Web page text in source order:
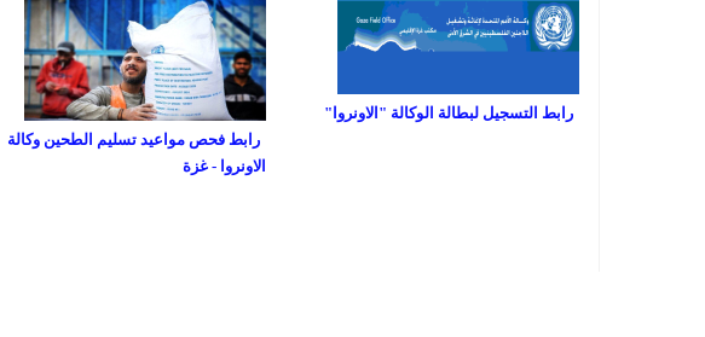
رابط التسجيل لبطالة الوكالة "الاونروا"
رابط فحص مواعيد تسليم الطحين وكالة
الاونروا - غزة